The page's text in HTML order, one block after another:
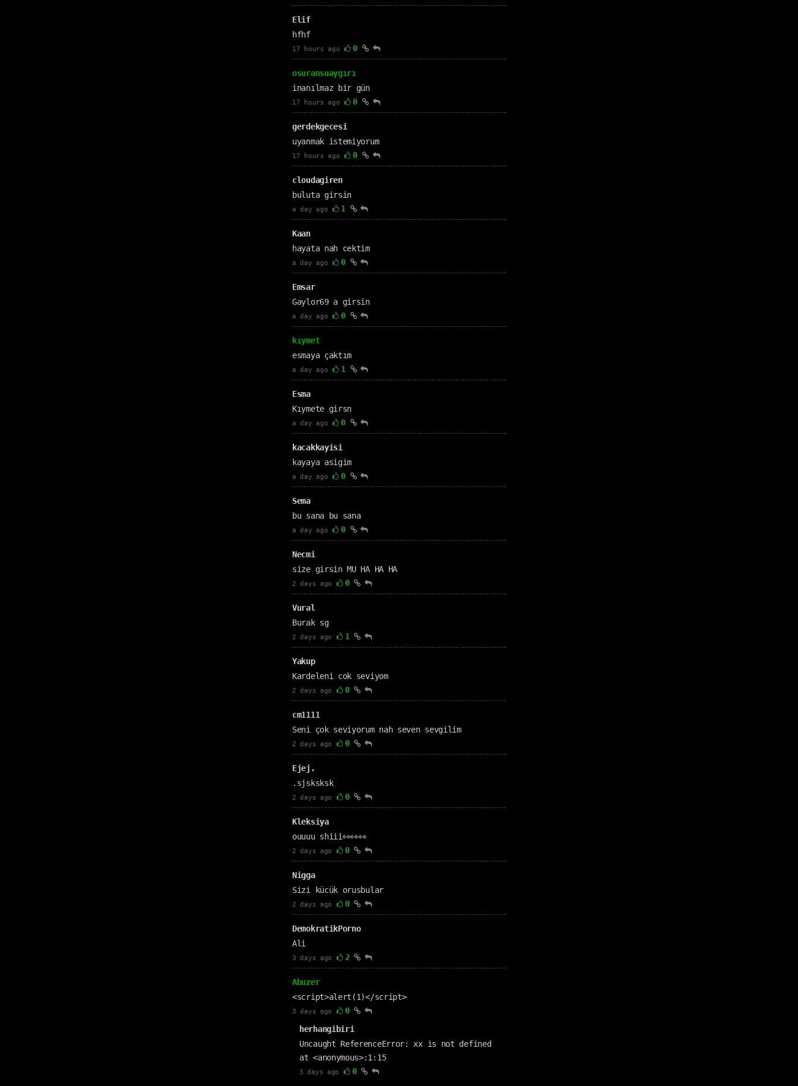
Elif
hfhf
17 hours ago 0
osuransuaygırı
inanılmaz bir gün
17 hours ago 0
gerdekgecesi
uyanmak istemiyorum
17 hours ago 0
cloudagiren
buluta girsin
a day ago 1
Kaan
hayata nah cektim
a day ago 0
Emsar
Gaylor69 a girsin
a day ago 0
kıymet
esmaya çaktım
a day ago 1
Esma
Kıymete girsn
a day ago 0
kacakkayisi
kayaya asigim
a day ago 0
Sema
bu sana bu sana
a day ago 0
Necmi
size girsin MU HA HA HA
2 days ago 0
Vural
Burak sg
2 days ago 1
Yakup
Kardeleni cok seviyom
2 days ago 0
cm1111
Seni çok seviyorum nah seven sevgilim
2 days ago 0
Ejej.
.sjsksksk
2 days ago 0
Kleksiya
ouuuu shiii👀👀👀
2 days ago 0
Nigga
Sizi kücük orusbular
2 days ago 0
DemokratikPorno
Ali
3 days ago 2
Abuzer
<script>alert(1)</script>
3 days ago
0
herhangibiri
Uncaught ReferenceError: xx is not defined
at <anonymous>:1:15
3 days ago 0